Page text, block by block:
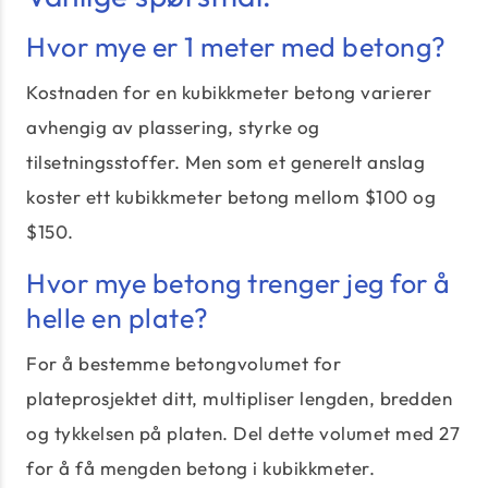
Hvor mye er 1 meter med betong?
Kostnaden for en kubikkmeter betong varierer
avhengig av plassering, styrke og
tilsetningsstoffer. Men som et generelt anslag
koster ett kubikkmeter betong mellom $100 og
$150.
Hvor mye betong trenger jeg for å
helle en plate?
For å bestemme betongvolumet for
plateprosjektet ditt, multipliser lengden, bredden
og tykkelsen på platen. Del dette volumet med 27
for å få mengden betong i kubikkmeter.